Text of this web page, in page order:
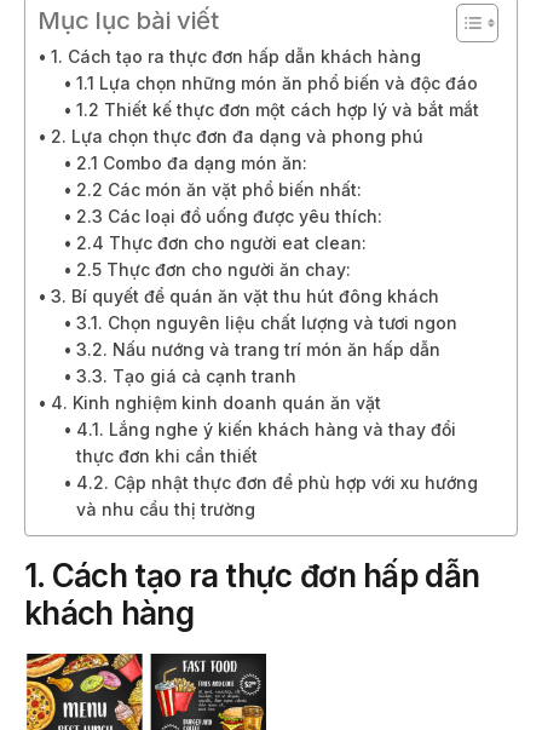
Mục lục bài viết
1. Cách tạo ra thực đơn hấp dẫn khách hàng
1.1 Lựa chọn những món ăn phổ biến và độc đáo
1.2 Thiết kế thực đơn một cách hợp lý và bắt mắt
2. Lựa chọn thực đơn đa dạng và phong phú
2.1 Combo đa dạng món ăn:
2.2 Các món ăn vặt phổ biến nhất:
2.3 Các loại đồ uống được yêu thích:
2.4 Thực đơn cho người eat clean:
2.5 Thực đơn cho người ăn chay:
3. Bí quyết để quán ăn vặt thu hút đông khách
3.1. Chọn nguyên liệu chất lượng và tươi ngon
3.2. Nấu nướng và trang trí món ăn hấp dẫn
3.3. Tạo giá cả cạnh tranh
4. Kinh nghiệm kinh doanh quán ăn vặt
4.1. Lắng nghe ý kiến khách hàng và thay đổi
thực đơn khi cần thiết
4.2. Cập nhật thực đơn để phù hợp với xu hướng
và nhu cầu thị trường
1. Cách tạo ra thực đơn hấp dẫn
khách hàng